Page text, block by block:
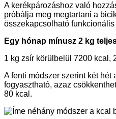
A kerékpározáshoz való
próbálja meg megtartani a
összekapcsolható funkcionális
Egy hónap mínusz 2 kg
1 kg zsír körülbelül 7200 kcal,
A fenti módszer szerint két
fogyasztható, azaz
80 kcal.